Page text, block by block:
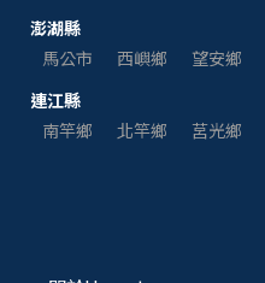
澎湖縣
馬公市
西嶼鄉 望安鄉
連江縣
南竿鄉
北竿鄉 莒光鄉